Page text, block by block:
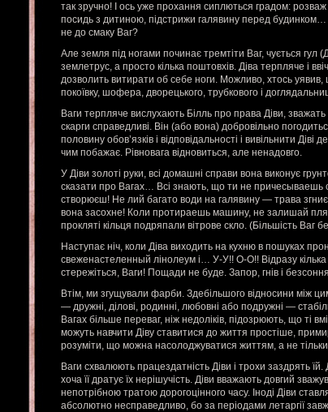
так зручно! І ось уже прохання сиплються градом: розваж
посидь з дитиною, підстрижи галявину перед будинком…
не до смаку Ваг?
Але земля під ногами починає тремтіти Ваг, чується
землетрус, а просто кілька поштовхів. Діва терпляче і
дозволить витирати об себе ноги. Можливо, хтось уявив,
покоївку, шофера, дворецького, трубкового і
Ваги терпляче вислухають Білль про права Діви,
скарги справедливі. Він (або вона) добровільно
половину обов’язків і відповідальності і вивільнити
чим побажає. Рівновага відновиться, але ненадовго.
У Діви золоті руки, всі домашні справи вона виконує
сказати про Вагах… Всі знають, що ти не причесываешь
створюєш! Не лий багато води на галявину — трава
вона засохне! Коли протираешь машину, не залишай плям
прокляті кільця подряпали вітрове скло. (Більшість Ваг
Наступає ніч, коли Діва виходить на кухню в пошуках
свеженастеленный лінолеум і… У-У!! О-О!! Відразу кілька
стережіться, Ваги! Пощади не буде. Запор, гнів і
Втім, ми згущували фарби. Здебільшого відносини між
— дружні, ділові, родинні, любовні або подружні —
Вагах більше переваг, ніж недоліків, підозрюють, що ті
можуть навчити Діву ставитися до життя простіше,
розуміти, що можна насолоджуватися життям, а не тільки
Ваги схвалюють працездатність Діви і трохи заздрять їй.
хоча її дратує їх нерішучість. Діви вважають довгий
непотрібною тратою дорогоцінного часу. Іноді Діви
абсолютно несправедливо, бо за періодами летаргії